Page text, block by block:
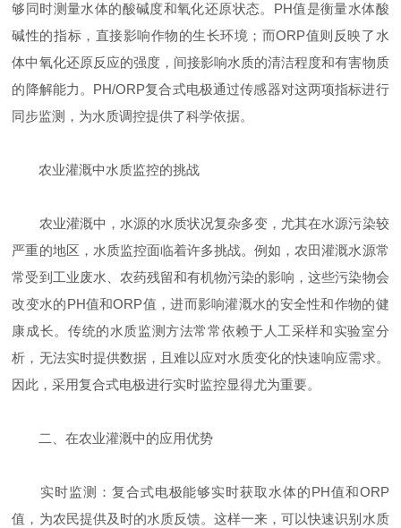
够同时测量水体的酸碱度和氧化还原状态。PH值是衡量水体酸
碱性的指标，直接影响作物的生长环境；而ORP值则反映了水
体中氧化还原反应的强度，间接影响水质的清洁程度和有害物质
的降解能力。PH/ORP复合式电极通过传感器对这两项指标进行
同步监测，为水质调控提供了科学依据。
农业灌溉中水质监控的挑战
农业灌溉中，水源的水质状况复杂多变，尤其在水源污染较
严重的地区，水质监控面临着许多挑战。例如，农田灌溉水源常
常受到工业废水、农药残留和有机物污染的影响，这些污染物会
改变水的PH值和ORP值，进而影响灌溉水的安全性和作物的健
康成长。传统的水质监测方法常常依赖于人工采样和实验室分
析，无法实时提供数据，且难以应对水质变化的快速响应需求。
因此，采用复合式电极进行实时监控显得尤为重要。
二、在农业灌溉中的应用优势
实时监测：复合式电极能够实时获取水体的PH值和ORP
值，为农民提供及时的水质反馈。这样一来，可以快速识别水质